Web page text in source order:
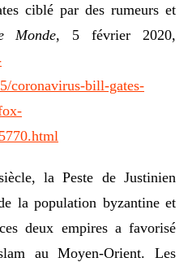
ciblé par des rumeurs et
Monde, 5 février 2020,
coronavirus-bill-gates-
la Peste de Justinien
la population byzantine et
deux empires a favorisé
au Moyen-Orient. Les